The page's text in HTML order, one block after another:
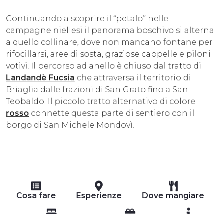
Continuando a scoprire il “petalo” nelle
campagne niellesi il panorama boschivo si alterna
a quello collinare, dove non mancano fontane per
rifocillarsi, aree di sosta, graziose cappelle e piloni
votivi. Il percorso ad anello è chiuso dal tratto di
Landandè Fucsia che attraversa il territorio di
Briaglia dalle frazioni di San Grato fino a San
Teobaldo. Il piccolo tratto alternativo di colore
rosso connette questa parte di sentiero con il
borgo di San Michele Mondovì.
Cosa fare Esperienze Dove mangiare